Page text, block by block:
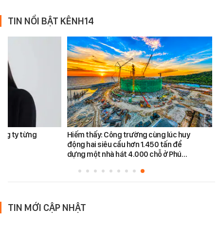
TIN NỔI BẬT KÊNH14
ty từng
Hiếm thấy: Công trường cùng lúc huy
động hai siêu cẩu hơn 1.450 tấn để
dựng một nhà hát 4.000 chỗ ở Phú…
TIN MỚI CẬP NHẬT